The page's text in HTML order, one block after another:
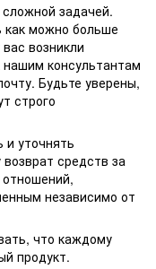
задачей.
как можно больше
возникли
консультантам
Будьте уверены,
строго
уточнять
средств за
отношений,
независимо от
что каждому
продукт.